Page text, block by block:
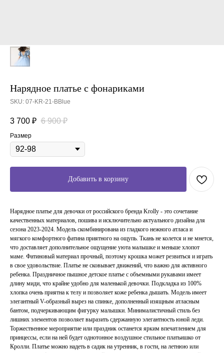
Нарядное платье с фонариками
SKU: 07-KR-21-BBlue
3 700 ₽ 6 900 ₽
Размер
Добавить в корзину
Нарядное платье для девочки от российского бренда Krolly - это сочетание
качественных материалов, пошива и исключительно актуального дизайна для
сезона 2023-2024. Модель скомбинирована из гладкого нежного атласа и
мягкого комфортного фатина приятного на ощупь. Ткань не колется и не мнется,
что доставляет дополнительное ощущение уюта малышке и меньше хлопот
маме. Фатиновый материал прочный, поэтому крошка может резвиться и играть
в свое удовольствие. Платье не сковывает движений, что важно для активного
ребенка. Праздничное пышное детское платье с объемными рукавами имеет
длину миди, что крайне удобно для маленькой девочки. Подкладка из 100%
хлопка очень приятна к телу и позволяет коже ребенка дышать. Модель имеет
элегантный V-образный вырез на спинке, дополненный изящным атласным
бантом, подчеркивающим фигурку малышки. Минималистичный стиль без
лишних элементов позволяет выразить сдержанную элегантность юной леди.
Торжественное мероприятие или праздник останется ярким впечатлением для
принцессы, если на ней будет однотонное воздушное стильное платьишко от
Кролли. Платье можно надеть в садик на утренник, в гости, на летнюю или